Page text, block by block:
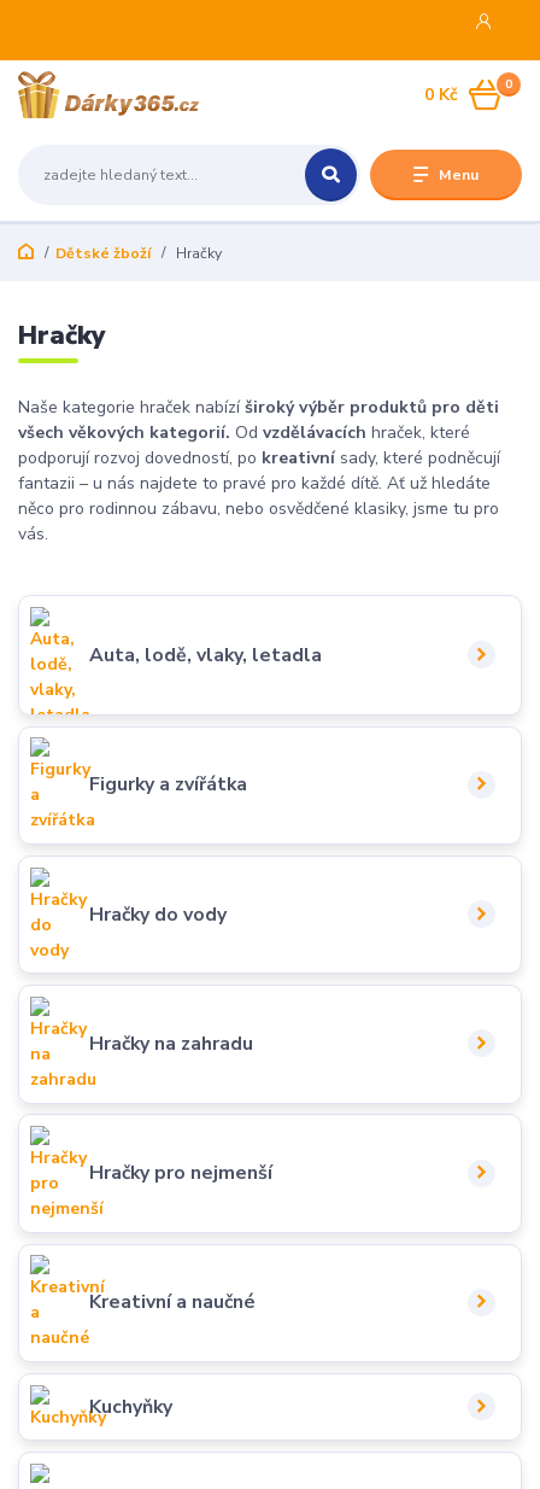
Menu
0
0 Kč
Dětské žboží Hračky
Hračky
Naše kategorie hraček nabízíširoký výběr produktů pro děti
všech věkových kategorií. Od vzdělávacích hraček, které
podporují rozvoj dovedností, po kreativní sady, které podněcují
fantazii – u nás najdete to pravé pro každé dítě. Ať už hledáte
něco pro rodinnou zábavu, nebo osvědčené klasiky, jsme tu pro
vás.
Auta, lodě, vlaky, letadla
Figurky a zvířátka
Hračky do vody
Hračky na zahradu
Hračky pro nejmenší
Kreativní a naučné
Kuchyňky